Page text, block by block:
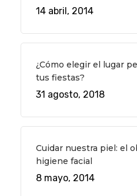
14 abril, 2014
¿Cómo elegir el lugar
tus fiestas?
31 agosto, 2018
Cuidar nuestra piel: el
higiene facial
8 mayo, 2014